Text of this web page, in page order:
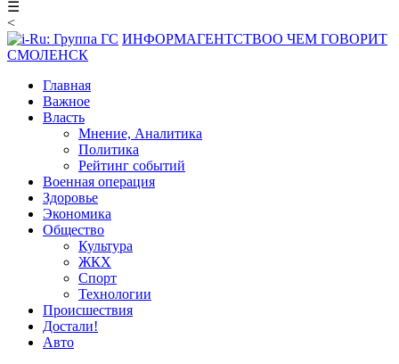
☰
<
ИНФОРМАГЕНТСТВОО ЧЕМ ГОВОРИТ
СМОЛЕНСК
Главная
Важное
Власть
Мнение, Аналитика
Политика
Рейтинг событий
Военная операция
Здоровье
Экономика
Общество
Культура
ЖКХ
Спорт
Технологии
Происшествия
Достали!
Авто